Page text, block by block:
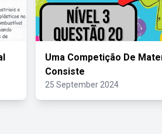
Uma Competição De
Consiste
25 September 2024